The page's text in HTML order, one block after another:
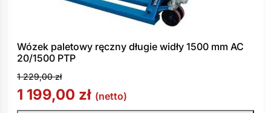
Wózek paletowy ręczny długie widły 1500 mm AC
20/1500 PTP
1 229,00zł
1 199,00 zł (netto)